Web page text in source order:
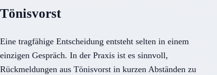
Tönisvorst
Eine tragfähige Entscheidung entsteht selten in einem
einzigen Gespräch. In der Praxis ist es sinnvoll,
Rückmeldungen aus Tönisvorst in kurzen Abständen zu